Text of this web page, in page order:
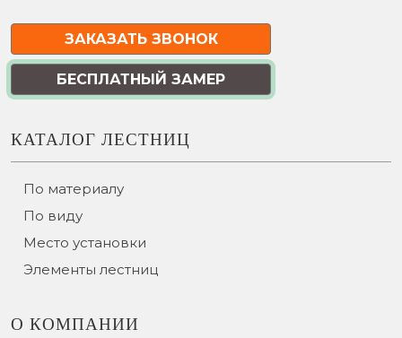
ЗАКАЗАТЬ ЗВОНОК
БЕСПЛАТНЫЙ ЗАМЕР
КАТАЛОГ ЛЕСТНИЦ
По материалу
По виду
Место установки
Элементы лестниц
О КОМПАНИИ